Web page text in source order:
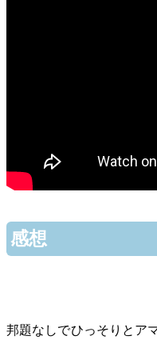
感想
邦題なしでひっそりとア